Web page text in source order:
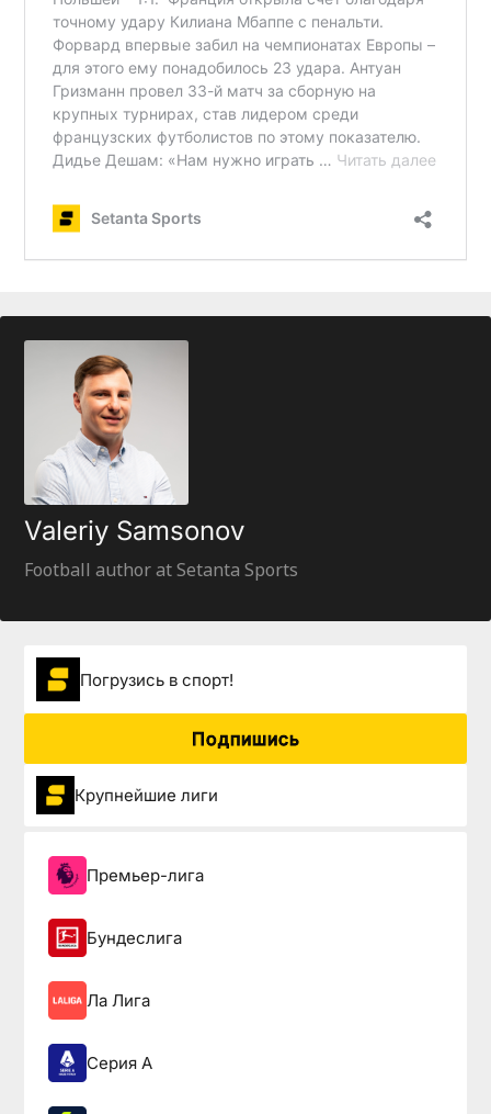
Valeriy Samsonov
Football author at Setanta Sports
Погрузиcь в спорт!
Подпишись
Крупнейшие лиги
Премьер-лига
Бундеслига
Ла Лига
Серия А